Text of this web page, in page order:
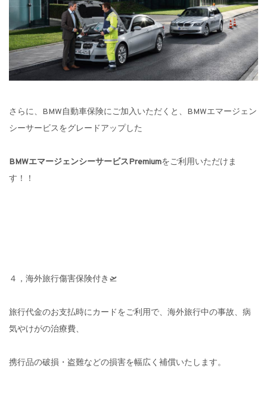
さらに、BMW自動車保険にご加入いただくと、BMWエマージェン
シーサービスをグレードアップした
BMWエマージェンシーサービスPremiumをご利用いただけま
す！！
４，海外旅行傷害保険付き🛫
旅行代金のお支払時にカードをご利用で、海外旅行中の事故、病
気やけがの治療費、
携行品の破損・盗難などの損害を幅広く補償いたします。